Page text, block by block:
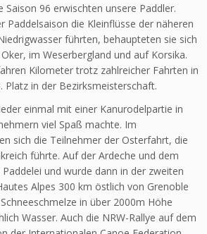
Saison 96 erwischten unsere Paddler.
Paddelsaison die Kleinflüsse der näheren
führten, behaupteten sie sich
im Weserbergland und auf Korsika.
Kilometer trotz zahlreicher Fahrten in
Platz in der Bezirksmeisterschaft.
einmal mit einer Kanurodelpartie in
viel Spaß machte. Im
sich die Teilnehmer der Osterfahrt, die
führte. Auf der Ardeche und dem
und wurde dann in der zweiten
Alpes 300 km östlich von Grenoble
in über 2000m Höhe
Wasser. Auch die NRW-Rallye auf dem